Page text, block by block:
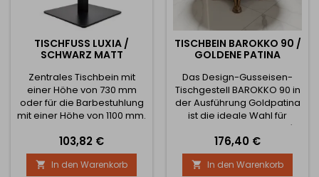
TISCHFUSS LUXIA / S
CHWARZ MATT
Zentrales Tischbein mit
einer Höhe von 730 mm
oder für die Barbestuhlung
mit einer Höhe von 1100 mm.
Erscheinung und seines
hohen Gewichts kann es
eine Tischplatte von 900 x
Preis
103,82 €
 In den Warenkorb
TISCHBEIN BAROKKO 90 /
GOLDENE PATINA
Das Design-Gusseisen-
Tischgestell BAROKKO 90 in
der Ausführung Goldpatina
ist die ideale Wahl für
stilvolle Innenräume, Cafés,
Restaurants oder Vintage-
Bereiche. Dank des reich
verzierten
Preis
176,40 €
 In den Warenkorb